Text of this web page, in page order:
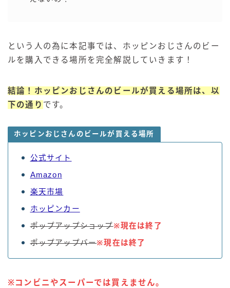
という人の為に本記事では、ホッピンおじさんのビー
ルを購入できる場所を完全解説していきます！
結論！ホッピンおじさんのビールが買える場所は、以
下の通り です。
ホッピンおじさんのビールが買える場所
公式サイト
Amazon
楽天市場
ホッピンカー
ポップアップショップ※現在は終了
ポップアップバー※現在は終了
※コンビニやスーパーでは買えません。